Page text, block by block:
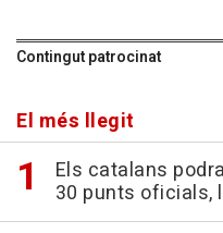
Contingut patrocinat
El més llegit
Els catalans
30 punts oficials,